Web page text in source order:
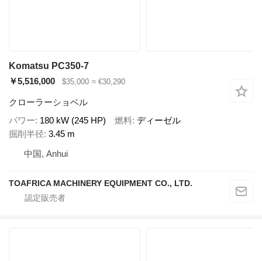
Komatsu PC350-7
￥5,516,000
$35,000 ≈ €30,290
クローラーショベル
パワー 180 kW (245 HP) 燃料 ディーゼル
掘削半径 3.45 m
中国, Anhui
TOAFRICA MACHINERY EQUIPMENT CO., LTD.